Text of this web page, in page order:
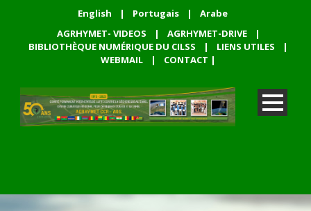
English | Portugais |
Arabe
AGRHYMET- VIDEOS
| AGRHYMET-DRIVE
|
BIBLIOTHÈQUE NUMÉRIQUE DU CILSS
| LIENS UTILES
|
WEBMAIL
| CONTACT |